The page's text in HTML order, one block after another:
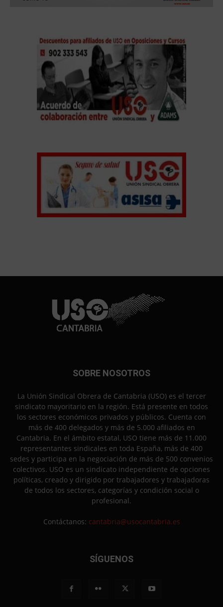
SOBRE NOSOTROS
La Unión Sindical Obrera de Cantabria (USO) es el tercer
sindicato mayoritario en la región. Está presente en todos
los sectores económicos privados y públicos. Cuenta con
más de 400 delegados y más de 5.000 afiliados en
Cantabria. En el ámbito estatal, USO tiene más de 11.000
representantes sindicales en toda España, más de 400
sedes y participa en la negociación de más de 500 convenios
colectivos. USO es un sindicato independiente de opciones
políticas, creado y dirigido por trabajadores y trabajadoras
de todos los sectores, categorías y condición social o
profesional.
Contáctanos: cantabria@usocantabria.es
SÍGUENOS